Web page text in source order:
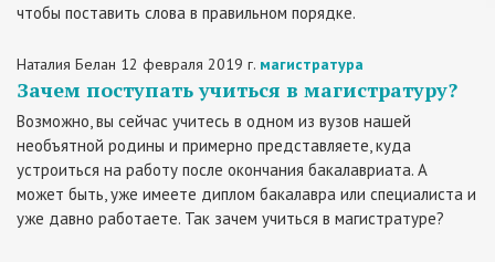
чтобы поставить слова в правильном порядке.
Наталия Белан 12 февраля 2019 г. магистратура
Зачем поступать учиться в магистратуру?
Возможно, вы сейчас учитесь в одном из вузов нашей
необъятной родины и примерно представляете, куда
устроиться на работу после окончания бакалавриата. А
может быть, уже имеете диплом бакалавра или специалиста и
уже давно работаете. Так зачем учиться в магистратуре?